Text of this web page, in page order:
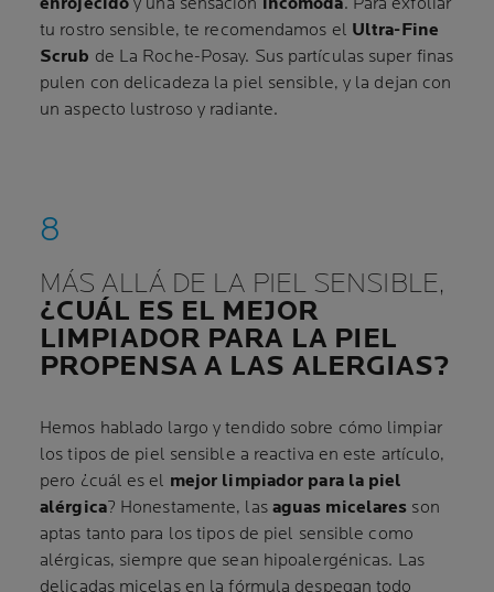
tu rostro sensible, te recomendamos el Ultra-Fine
Scrub de La Roche-Posay. Sus partículas super finas
pulen con delicadeza la piel sensible, y la dejan con
un aspecto lustroso y radiante.
MÁS ALLÁ DE LA PIEL SENSIBLE,
¿CUÁL ES EL MEJOR
LIMPIADOR PARA LA PIEL
PROPENSA A LAS ALERGIAS?
Hemos hablado largo y tendido sobre cómo limpiar
los tipos de piel sensible a reactiva en este artículo,
pero ¿cuál es el mejor limpiador para la piel
alérgica? Honestamente, las aguas micelares son
aptas tanto para los tipos de piel sensible como
alérgicas, siempre que sean hipoalergénicas. Las
delicadas micelas en la fórmula despegan todo